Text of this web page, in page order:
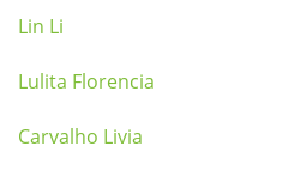
Lin Li
Lulita Florencia
Carvalho Livia